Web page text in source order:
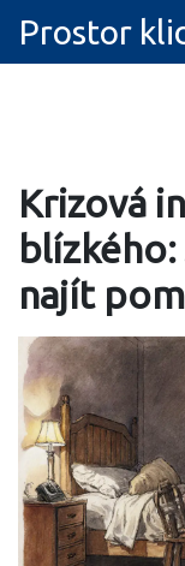
Prostor
Krizová
najít